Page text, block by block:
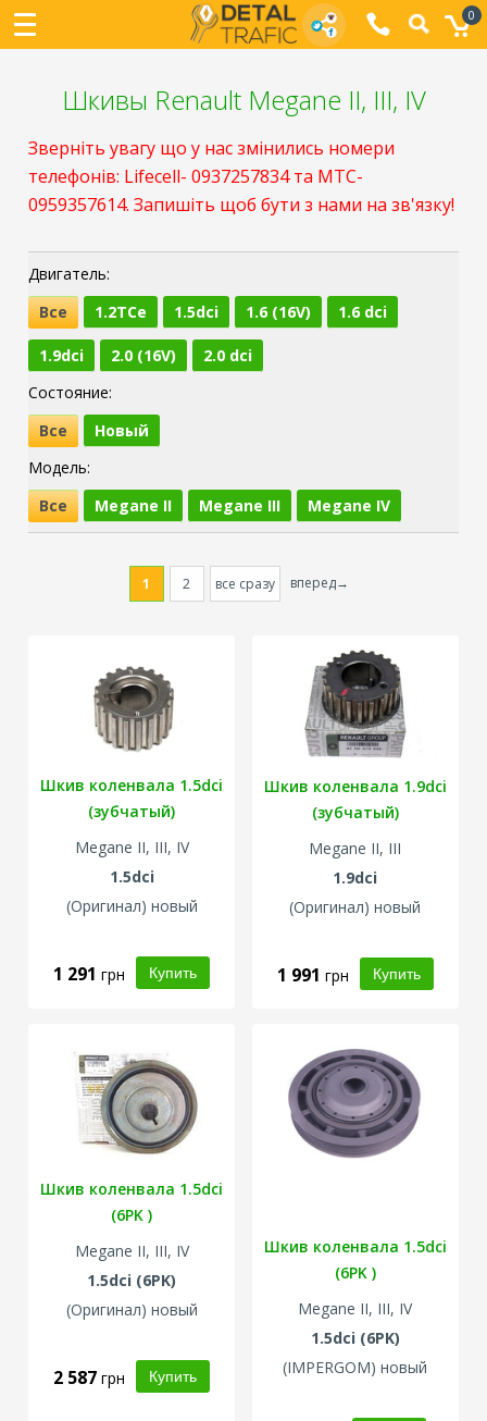
0
Шкивы Renault Megane II, III, IV
Зверніть увагу що у нас змінились номери
телефонів: Lifecell- 0937257834 та МТС-
0959357614. Запишіть щоб бути з нами на зв'язку!
Двигатель:
Все
1.2TCe 1.5dci 1.6 (16V) 1.6 dci
1.9dci 2.0 (16V)
2.0 dci
Состояние:
Все
Новый
Модель:
Все
Megane II Megane III Megane IV
1 2 все сразу вперед→
Шкив коленвала 1.5dci
(зубчатый)
Megane II, III, IV
1.5dci
(Оригинал) новый
1 291грн
Шкив коленвала 1.9dci
(зубчатый)
Megane II, III
1.9dci
(Оригинал) новый
1 991 грн
Шкив коленвала 1.5dci
(6PK )
Megane II, III, IV
1.5dci (6PK)
(Оригинал) новый
2 587грн
Шкив коленвала 1.5dci
(6PK )
Megane II, III, IV
1.5dci (6PK)
(IMPERGOM) новый